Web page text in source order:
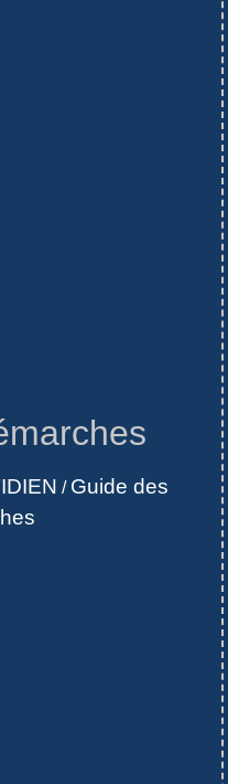
/ Guide des